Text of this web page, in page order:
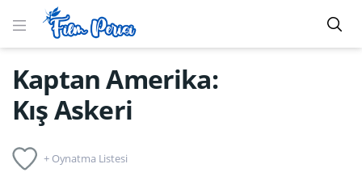
Kaptan Amerika:
Kış Askeri
+ Oynatma Listesi